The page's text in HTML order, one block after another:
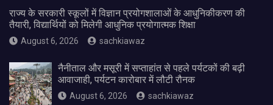
राज्य के सरकारी स्कूलों में विज्ञान प्रयोगशालाओं के आधुनिकीकरण की
तैयारी, विद्यार्थियों को मिलेगी आधुनिक प्रयोगात्मक शिक्षा
August 6, 2026 sachkiawaz
नैनीताल और मसूरी में सप्ताहांत से पहले पर्यटकों की बढ़ी
आवाजाही, पर्यटन कारोबार में लौटी रौनक
August 6, 2026 sachkiawaz